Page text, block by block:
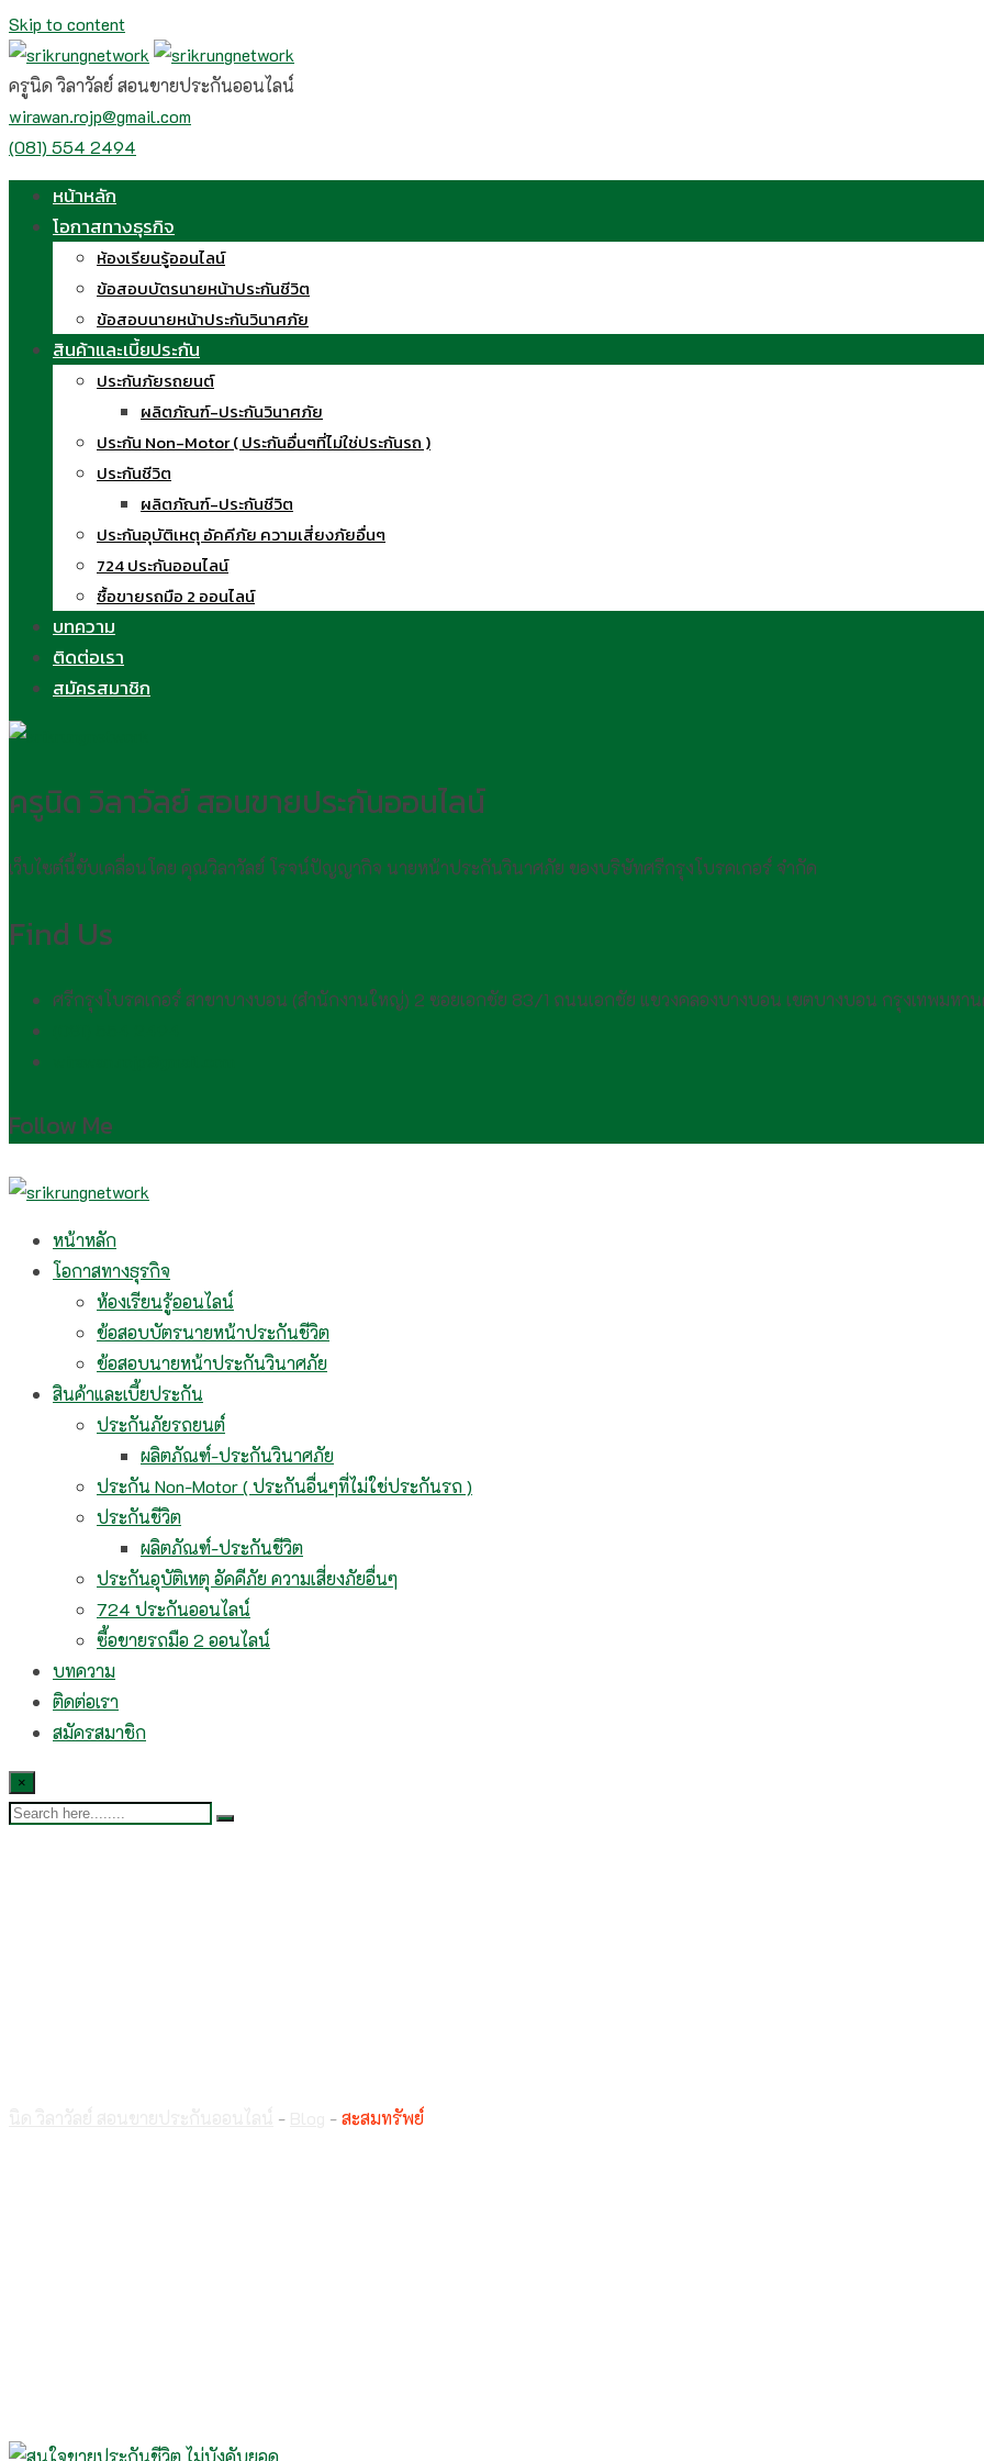
Skip to content
ครูนิด วิลาวัลย์ สอนขายประกันออนไลน์
wirawan.rojp@gmail.com
(081) 554 2494
หน้าหลัก
โอกาสทางธุรกิจ
ห้องเรียนรู้ออนไลน์
ข้อสอบบัตรนายหน้าประกันชีวิต
ข้อสอบนายหน้าประกันวินาศภัย
สินค้าและเบี้ยประกัน
ประกันภัยรถยนต์
ผลิตภัณฑ์-ประกันวินาศภัย
ประกัน Non-Motor ( ประกันอื่นๆที่ไม่ใช่ประกันรถ )
ประกันชีวิต
ผลิตภัณฑ์-ประกันชีวิต
ประกันอุบัติเหตุ อัคคีภัย ความเสี่ยงภัยอื่นๆ
724 ประกันออนไลน์
ซื้อขายรถมือ 2 ออนไลน์
บทความ
ติดต่อเรา
สมัครสมาชิก
ครูนิด วิลาวัลย์ สอนขายประกันออนไลน์
เว็บไซต์นี้ขับเคลื่อนโดย คุณวิลาวัลย์ โรจน์ปัญญากิจ นายหน้าประกันวินาศภัย ของบริษัทศรีกรุงโบรคเกอร์ จำกัด
Find Us
ศรีกรุงโบรคเกอร์ สาขาบางบอน (สำนักงานใหญ่) 2 ซอยเอกชัย 83/1 ถนนเอกชัย แขวงคลองบางบอน เขตบางบอน กรุงเทพมหาน
Follow Me
หน้าหลัก
โอกาสทางธุรกิจ
ห้องเรียนรู้ออนไลน์
ข้อสอบบัตรนายหน้าประกันชีวิต
ข้อสอบนายหน้าประกันวินาศภัย
สินค้าและเบี้ยประกัน
ประกันภัยรถยนต์
ผลิตภัณฑ์-ประกันวินาศภัย
ประกัน Non-Motor ( ประกันอื่นๆที่ไม่ใช่ประกันรถ )
ประกันชีวิต
ผลิตภัณฑ์-ประกันชีวิต
ประกันอุบัติเหตุ อัคคีภัย ความเสี่ยงภัยอื่นๆ
724 ประกันออนไลน์
ซื้อขายรถมือ 2 ออนไลน์
บทความ
ติดต่อเรา
สมัครสมาชิก
×
- -สะสมทรัพย์